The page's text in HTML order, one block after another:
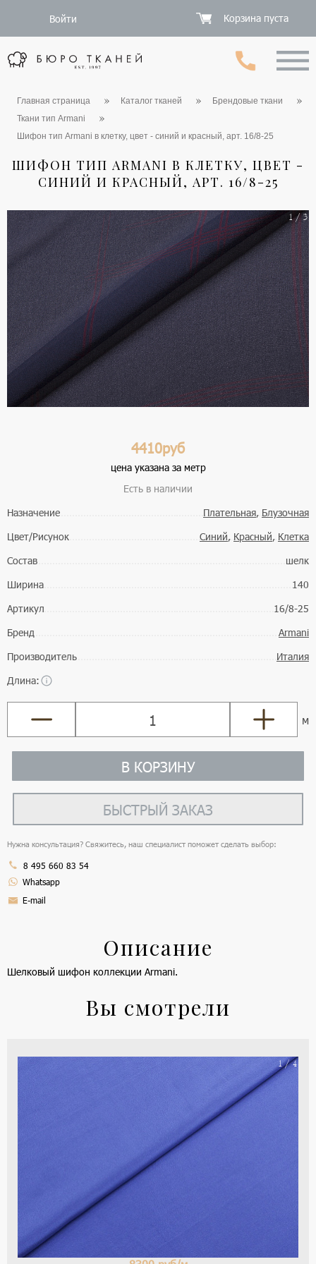
Войти Корзина пуста
Главная страница Каталог тканей
Брендовые ткани
Ткани тип Armani
Шифон тип Armani в клетку, цвет - синий и красный, арт. 16/8-25
ШИФОН ТИП ARMANI В КЛЕТКУ, ЦВЕТ -
СИНИЙ И КРАСНЫЙ, АРТ. 16/8-25
1 / 3
4410руб
цена указана за метр
Есть в наличии
Назначение
Плательная, Блузочная
Цвет/Рисунок
Синий, Красный, Клетка
Состав
шелк
Ширина
140
Артикул
16/8-25
Бренд
Armani
Производитель
Италия
Длина:
м
В КОРЗИНУ
БЫСТРЫЙ ЗАКАЗ
Нужна консультация? Свяжитесь, наш специалист поможет сделать выбор:
8 495 660 83 54
Whatsapp
E-mail
Описание
Шелковый шифон коллекции Armani.
Вы смотрели
1 / 4